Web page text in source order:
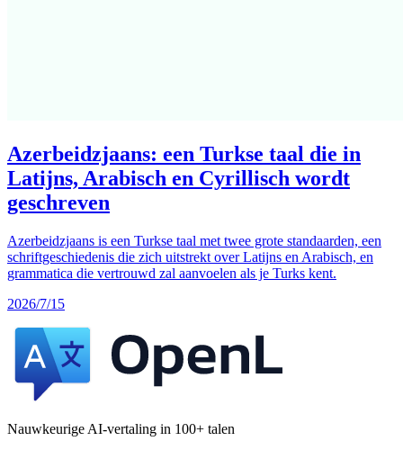
Azerbeidzjaans: een Turkse taal die in
Latijns, Arabisch en Cyrillisch wordt
geschreven
Azerbeidzjaans is een Turkse taal met twee grote standaarden, een
schriftgeschiedenis die zich uitstrekt over Latijns en Arabisch, en
grammatica die vertrouwd zal aanvoelen als je Turks kent.
2026/7/15
Nauwkeurige AI-vertaling in 100+ talen